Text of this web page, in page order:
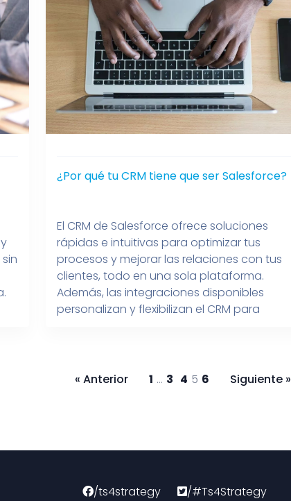
¿Por qué tu CRM tiene que ser Salesforce?
El CRM de Salesforce ofrece soluciones
rápidas e intuitivas para optimizar tus
procesos y mejorar las relaciones con tus
clientes, todo en una sola plataforma.
Además, las integraciones disponibles
personalizan y flexibilizan el CRM para
url=”https://ts4.mx/wp-
« Anterior 1 … 3 4 5 6 Siguiente »
/ts4strategy /#Ts4Strategy